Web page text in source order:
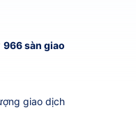
966 sàn giao
giao dịch